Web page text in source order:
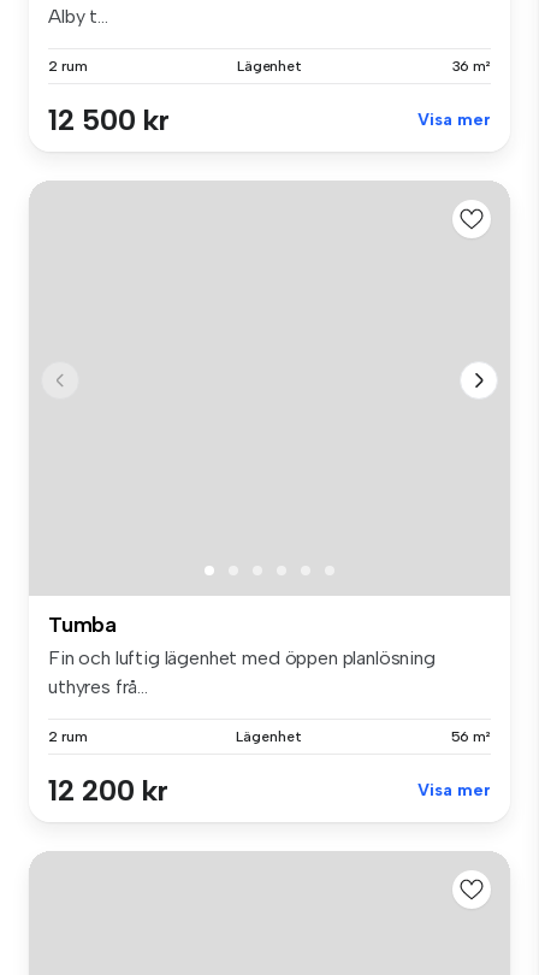
Alby t...
2 rum Lägenhet 36 m²
12 500 kr Visa mer
Tumba
Fin och luftig lägenhet med öppen planlösning
uthyres frå...
2 rum Lägenhet 56 m²
12 200 kr Visa mer